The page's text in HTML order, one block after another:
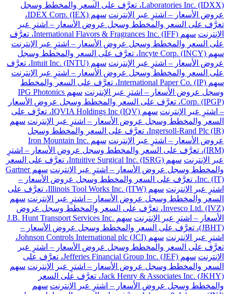
Laboratories Inc. (IDXX)، تعرَّف على السعر والمخطط وسجل
عروض الأسعار – اشترِ عبر الإنترنت
سهم IDEX Corp. (IEX)،
تعرَّف على السعر والمخطط وسجل عروض الأسعار – اشترِ عبر
الإنترنت
سهم International Flavors & Fragrances Inc. (IFF)، تعرَّف
على السعر والمخطط وسجل عروض الأسعار – اشترِ عبر الإنترنت
سهم Incyte Corp. (INCY)، تعرَّف على السعر والمخطط وسجل
عروض الأسعار – اشترِ عبر الإنترنت
سهم Intuit Inc. (INTU)، تعرَّف
على السعر والمخطط وسجل عروض الأسعار – اشترِ عبر الإنترنت
سهم International Paper Co. (IP)، تعرَّف على السعر والمخطط
وسجل عروض الأسعار – اشترِ عبر الإنترنت
سهم IPG Photonics
Corp. (IPGP)، تعرَّف على السعر والمخطط وسجل عروض الأسعار
– اشترِ عبر الإنترنت
سهم IQVIA Holdings Inc (IQV)، تعرَّف على
السعر والمخطط وسجل عروض الأسعار – اشترِ عبر الإنترنت سهم
Ingersoll-Rand Plc (IR)، تعرَّف على السعر والمخطط وسجل
عروض الأسعار – اشترِ عبر الإنترنت
سهم Iron Mountain Inc.
(IRM)، تعرَّف على السعر والمخطط وسجل عروض الأسعار – اشترِ
عبر الإنترنت
سهم Intuitive Surgical Inc. (ISRG)، تعرَّف على السعر
والمخطط وسجل عروض الأسعار – اشترِ عبر الإنترنت
سهم Gartner
Inc. (IT)، تعرَّف على السعر والمخطط وسجل عروض الأسعار –
اشترِ عبر الإنترنت
سهم Illinois Tool Works Inc. (ITW)، تعرَّف على
السعر والمخطط وسجل عروض الأسعار – اشترِ عبر الإنترنت سهم
Invesco Ltd. (IVZ)، تعرَّف على السعر والمخطط وسجل عروض
الأسعار – اشترِ عبر الإنترنت
سهم J.B. Hunt Transport Services Inc.
(JBHT)، تعرَّف على السعر والمخطط وسجل عروض الأسعار –
اشترِ عبر الإنترنت
سهم Johnson Controls International plc (JCI)،
تعرَّف على السعر والمخطط وسجل عروض الأسعار – اشترِ عبر
الإنترنت
سهم Jefferies Financial Group Inc. (JEF)، تعرَّف على
السعر والمخطط وسجل عروض الأسعار – اشترِ عبر الإنترنت سهم
Jack Henry & Associates Inc. (JKHY)، تعرَّف على السعر
والمخطط وسجل عروض الأسعار – اشترِ عبر الإنترنت سهم